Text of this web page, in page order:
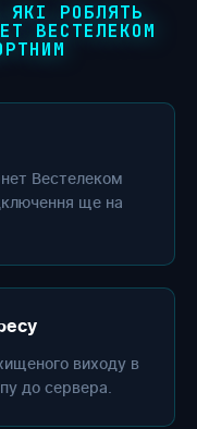
ЯКІ РОБЛЯТЬ
ВЕСТЕЛЕКОМ
Вестелеком
ще на
виходу в
до сервера.